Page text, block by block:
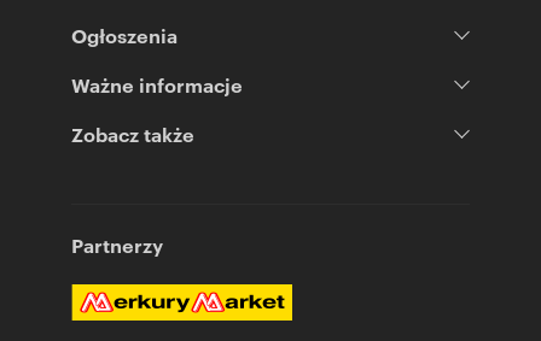
Ogłoszenia
Ważne informacje
Zobacz także
Partnerzy